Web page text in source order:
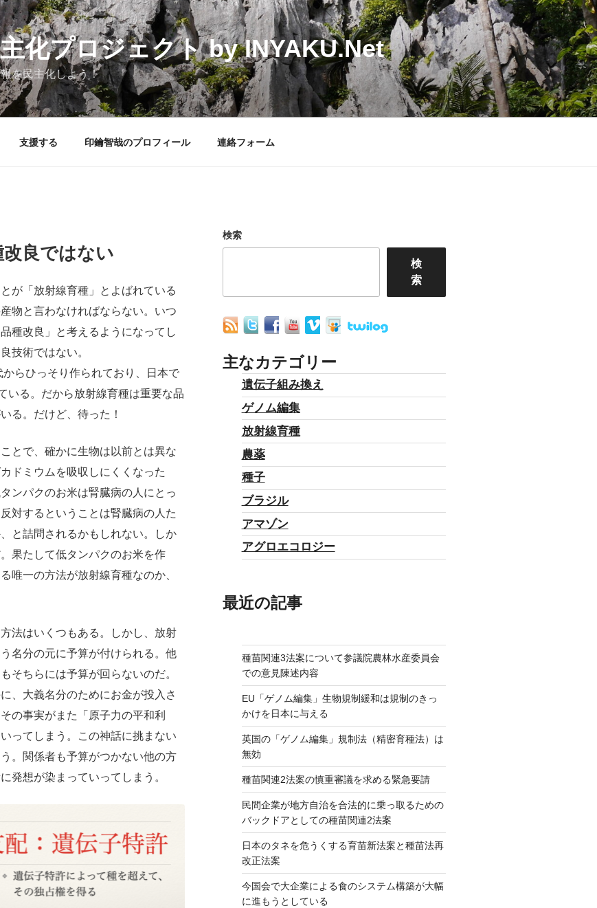
化プロジェクト by INYAKU.Net
を民主化しよう！
支援する 印鑰智哉のプロフィール 連絡フォーム
改良ではない
が「放射線育種」とよばれている
物と言わなければならない。いつ
種改良」と考えるようになってし
技術ではない。
らひっそり作られており、日本で
いる。だから放射線育種は重要な品
る。だけど、待った！
とで、確かに生物は以前とは異な
ドミウムを吸収しにくくなった
ンパクのお米は腎臓病の人にとっ
対するということは腎臓病の人た
と詰問されるかもしれない。しか
果たして低タンパクのお米を作
唯一の方法が放射線育種なのか、
法はいくつもある。しかし、放射
名分の元に予算が付けられる。他
そちらには予算が回らないのだ。
、大義名分のためにお金が投入さ
の事実がまた「原子力の平和利
ってしまう。この神話に挑まない
。関係者も予算がつかない他の方
発想が染まっていってしまう。
検索
検
索
主なカテゴリー
遺伝子組み換え
ゲノム編集
放射線育種
農薬
種子
ブラジル
アマゾン
アグロエコロジー
最近の記事
種苗関連3法案について参議院農林水産委員会
での意見陳述内容
EU「ゲノム編集」生物規制緩和は規制のきっ
かけを日本に与える
英国の「ゲノム編集」規制法（精密育種法）は
無効
種苗関連2法案の慎重審議を求める緊急要請
民間企業が地方自治を合法的に乗っ取るための
バックドアとしての種苗関連2法案
日本のタネを危うくする育苗新法案と種苗法再
改正法案
今国会で大企業による食のシステム構築が大幅
に進もうとしている